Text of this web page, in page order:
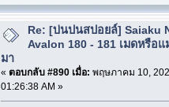
Re: [บ่นปนสปอยล์] Saiaku
Avalon 180 - 181 เมดหรือแ
มา
« ตอบกลับ #890 เมื่อ: พฤษภาคม 10,
01:26:38 AM »